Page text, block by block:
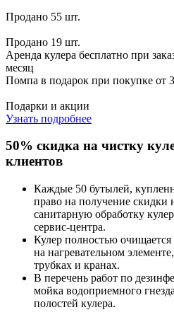
Продано 55 шт.
Продано 19 шт.
Аренда кулера бесплатно при
месяц
Помпа в подарок при покупке от
Подарки и акции
Узнать подробнее
50% скидка на чистку
клиентов
Каждые 50 бутылей,
право на получение скидки
санитарную обработку
сервис-центра.
Кулер полностью
на нагревательном
трубках и кранах.
В перечень работ по
мойка водоприемного
полостей кулера.